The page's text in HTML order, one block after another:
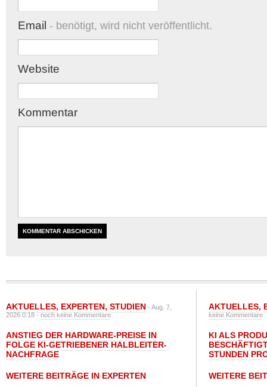
Email - benötigt, wird nicht veröffentlicht.
Website
Kommentar
AKTUELLES, EXPERTEN, STUDIEN - Aug. 7,
2026 0:18 -noch keine Kommentare
ANSTIEG DER HARDWARE-PREISE IN
FOLGE KI-GETRIEBENER HALBLEITER-
NACHFRAGE
WEITERE BEITRÄGE IN EXPERTEN
AKTUELLES,
keine Kommentare
KI ALS
STUNDEN
WEITERE